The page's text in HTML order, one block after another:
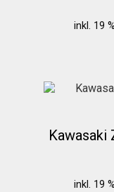
inkl. 19
Kawasaki
inkl. 19